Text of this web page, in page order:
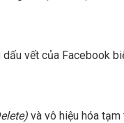
vết của Facebook
và vô hiệu hóa tạm